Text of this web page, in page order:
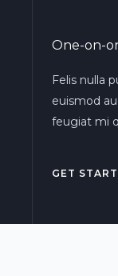
One-on-
Felis nulla
euismod
feugiat mi
GET